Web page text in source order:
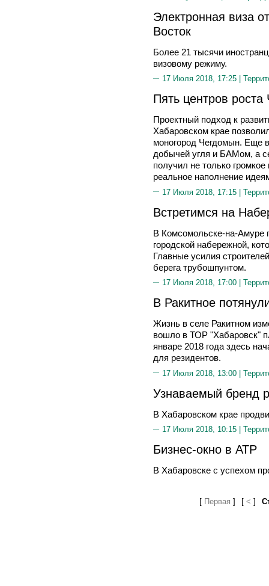
Электронная виза
Восток
Более 21 тысячи
визовому режиму.
17 Июля 2018, 17:25 |
Пять центров
Проектный подход к
Хабаровском крае
моногород Чегдомын. Еще
добычей угля и БАМом, а
получил не только
реальное наполнение
17 Июля 2018, 17:15 |
Встретимся на
В Комсомольске-на-Амуре
городской набережной,
Главные усилия
берега трубошпунтом.
17 Июля 2018, 17:00 |
В Ракитное
Жизнь в селе Ракитном
вошло в ТОР "Хабаровск"
январе 2018 года здесь
для резидентов.
17 Июля 2018, 13:00 |
Узнаваемый бренд
В Хабаровском крае
17 Июля 2018, 10:15 |
Бизнес-окно в АТР
В Хабаровске с успехом
[Первая ] [< ]